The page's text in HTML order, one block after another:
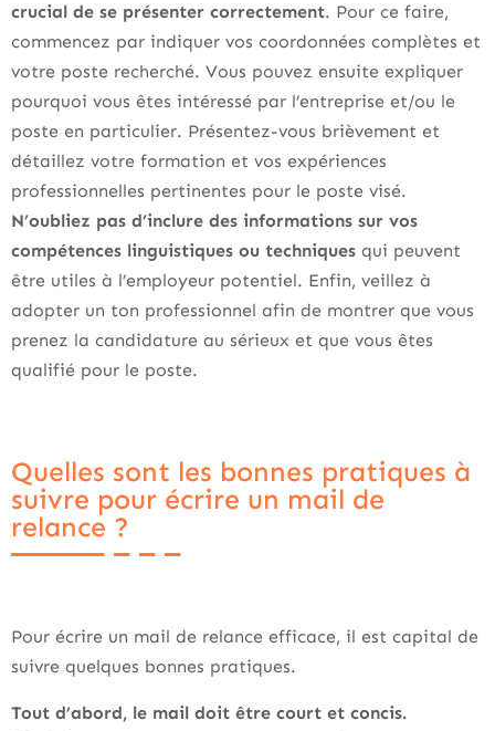
crucial de se présenter correctement. Pour ce faire,
commencez par indiquer vos coordonnées complètes et
votre poste recherché. Vous pouvez ensuite expliquer
pourquoi vous êtes intéressé par l’entreprise et/ou le
poste en particulier. Présentez-vous brièvement et
détaillez votre formation et vos expériences
professionnelles pertinentes pour le poste visé.
N’oubliez pas d’inclure des informations sur vos
compétences linguistiques ou techniques qui peuvent
être utiles à l’employeur potentiel. Enfin, veillez à
adopter un ton professionnel afin de montrer que vous
prenez la candidature au sérieux et que vous êtes
qualifié pour le poste.
Quelles sont les bonnes pratiques à
suivre pour écrire un mail de
relance ?
Pour écrire un mail de relance efficace, il est capital de
suivre quelques bonnes pratiques.
Tout d’abord, le mail doit être court et concis.